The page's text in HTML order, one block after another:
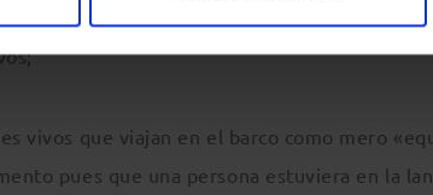
o cualquier otro contrato cuyo
vivos que viajan en el barco como mero
pues que una persona estuviera en la